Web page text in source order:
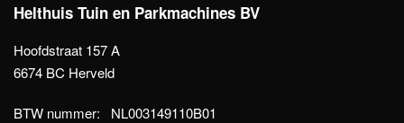
Helthuis Tuin en Parkmachines BV
Hoofdstraat 157 A
6674 BC Herveld
BTW nummer: NL003149110B01